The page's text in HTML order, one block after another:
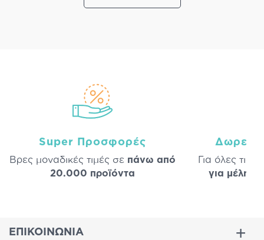
Super Προσφορές
Βρες μοναδικές τιμές σε πάνω από
20.000 προϊόντα
Δωρεάν
Για όλες τις
για μέλη
ΕΠΙΚΟΙΝΩΝΙΑ